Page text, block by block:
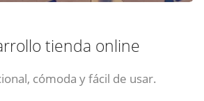
tienda online
cómoda y fácil de usar.